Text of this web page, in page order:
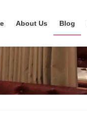
About Us Blog